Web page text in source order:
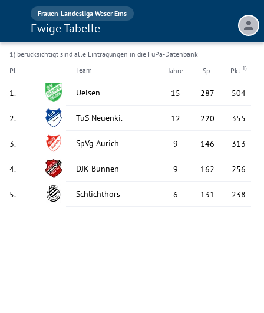
Frauen-Landesliga Weser Ems
Ewige Tabelle
1) berücksichtigt sind alle Eintragungen in die FuPa-Datenbank
Pl.
Team Jahre Sp. Pkt.1)
1. Uelsen 15 287 504
2. TuS Neuenki. 12 220 355
3. SpVg Aurich 9 146 313
4. DJK Bunnen 9 162 256
5. Schlichthors 6 131 238